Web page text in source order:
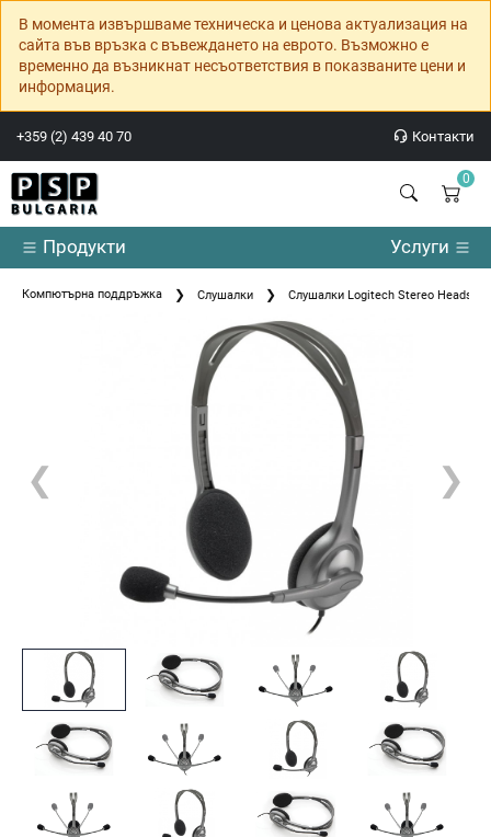
В момента извършваме техническа и ценова актуализация на
сайта във връзка с въвеждането на еврото. Възможно е
временно да възникнат несъответствия в показваните цени и
информация.
+359 (2) 439 40 70 Контакти
0
Продукти Услуги
Компютърна поддръжка Слушалки Слушалки Logitech Stereo Headset
❮ ❯